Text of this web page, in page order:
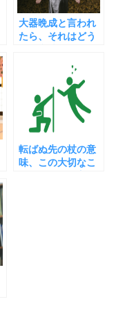
大器晩成と言われ
たら、それはどう
転ばぬ先の杖の意
味、この大切なこ